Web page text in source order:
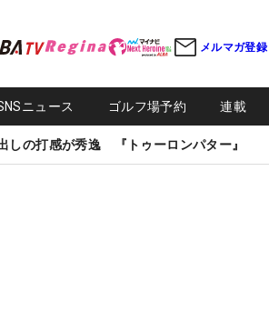
メルマガ登録
ニュース ゴルフ場予約 連載
しの打感が秀逸 『トゥーロンパター』